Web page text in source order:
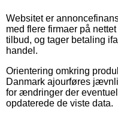
Websitet er
med flere firmaer på
tilbud, og tager betaling
handel.
Orientering omkring
Danmark ajourføres
for ændringer der
opdaterede de viste data.